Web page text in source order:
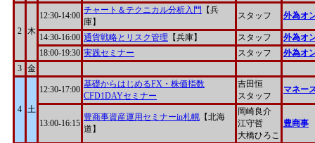
2 木
12:30-14:00
チャート＆テクニカル分析入門 【兵
庫】
スタッフ 外為オ
14:30-16:00 通貨戦略とリスク管理 【兵庫】 スタッフ
外為オ
18:00-19:30 実践セミナー スタッフ
外為オ
3 金
4 土
12:30-17:00
基礎からはじめるFX・株価指数
CFD1DAYセミナー
吉田恒
スタッフ
マネー
13:00-16:15
豊商事資産運用セミナーin札幌 【北海
道】
岡崎良介
江守哲
大橋ひろこ
豊商事